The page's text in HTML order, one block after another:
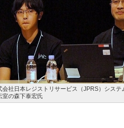
会社日本レジストリサービス（JPRS）システ
室の森下泰宏氏